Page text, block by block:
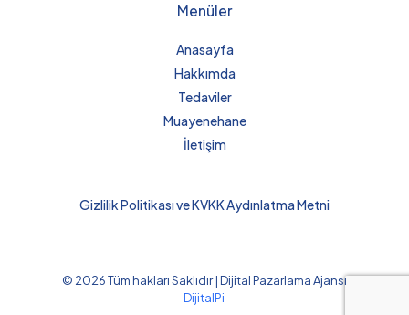
Menüler
Anasayfa
Hakkımda
Tedaviler
Muayenehane
İletişim
Gizlilik Politikası ve KVKK Aydınlatma Metni
© 2026 Tüm hakları Saklıdır | Dijital Pazarlama Ajansı
DijitalPi